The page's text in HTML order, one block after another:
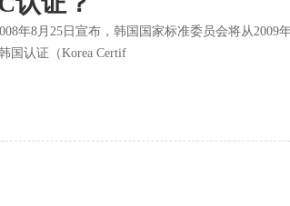
年8月25日宣布，韩国国家标准委员会将从2009
国认证（Korea Certif